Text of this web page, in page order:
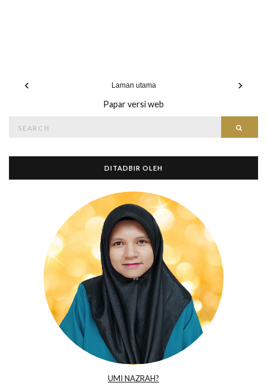
‹ ›
Laman utama
Papar versi web
for:
DITADBIR OLEH
UMI NAZRAH?